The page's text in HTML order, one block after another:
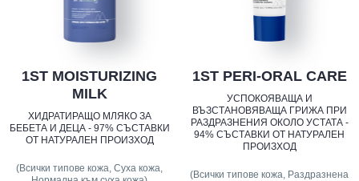
1ST MOISTURIZING
MILK
ХИДРАТИРАЩО МЛЯКО ЗА
БЕБЕТА И ДЕЦА - 97% СЪСТАВКИ
ОТ НАТУРАЛЕН ПРОИЗХОД
(Всички типове кожа, Суха кожа,
1ST PERI-ORAL CARE
УСПОКОЯВАЩА И
ВЪЗСТАНОВЯВАЩА ГРИЖА ПРИ
РАЗДРАЗНЕНИЯ ОКОЛО УСТАТА -
94% СЪСТАВКИ ОТ НАТУРАЛЕН
ПРОИЗХОД
(Всички типове кожа, Раздразнена